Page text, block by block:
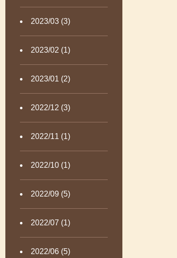
2023/03 (3)
2023/02 (1)
2023/01 (2)
2022/12 (3)
2022/11 (1)
2022/10 (1)
2022/09 (5)
2022/07 (1)
2022/06 (5)